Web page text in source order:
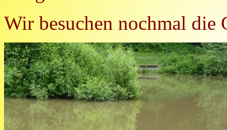
Wir besuchen nochmal die